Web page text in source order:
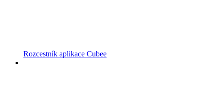
Rozcestník aplikace Cubee